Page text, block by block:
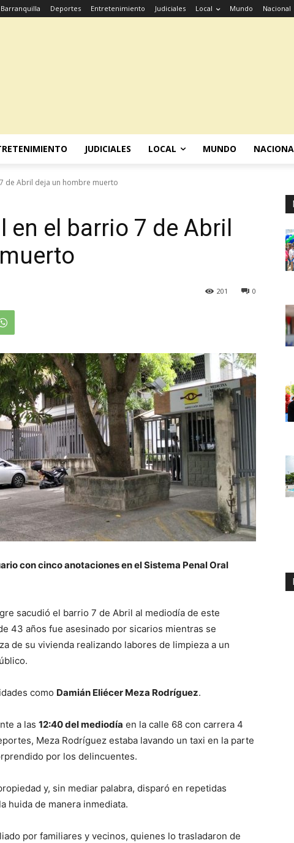
Barranquilla Deportes Entretenimiento Judiciales Local Mundo Nacional
JUDICIALES LOCAL MUNDO
de Abril deja un hombre muerto
el barrio 7 de Abril
0
201
con cinco anotaciones en el Sistema Penal Oral
sacudió el barrio 7 de Abril al mediodía de este
43 años fue asesinado por sicarios mientras se
de su vivienda realizando labores de limpieza a un
como Damián Eliécer Meza Rodríguez.
a las 12:40 del mediodía en la calle 68 con carrera 4
Meza Rodríguez estaba lavando un taxi en la parte
por los delincuentes.
y, sin mediar palabra, disparó en repetidas
huida de manera inmediata.
por familiares y vecinos, quienes lo trasladaron de